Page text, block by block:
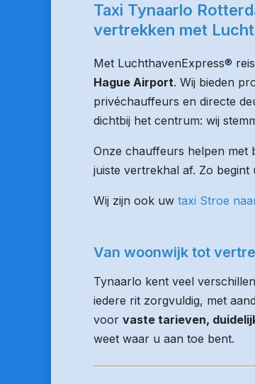
Taxi Tynaarlo
vertrekken met
Met LuchthavenExpress®
Hague Airport. Wij bieden
privéchauffeurs en directe
dichtbij het centrum: wij
Onze chauffeurs helpen met
juiste vertrekhal af. Zo
Wij zijn ook uw taxi Stroe
Van woonwijk tot
Tynaarlo kent veel
iedere rit zorgvuldig, met
voor vaste tarieven,
weet waar u aan toe bent.